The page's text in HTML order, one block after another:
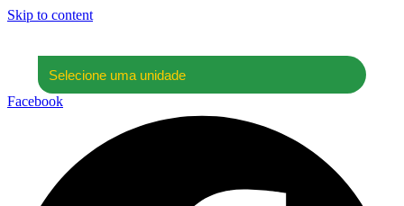
Skip to content
Facebook